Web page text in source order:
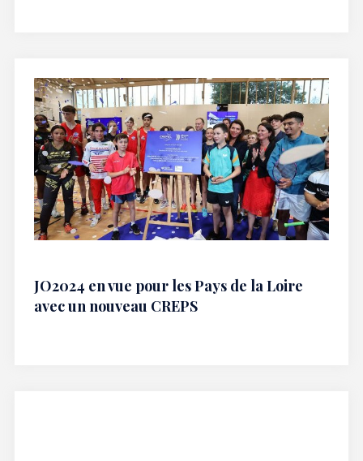
JO2024 en vue pour les Pays de la Loire
avec un nouveau CREPS